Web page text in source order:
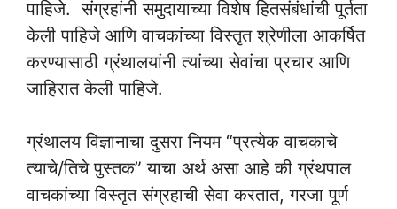
पाहिजे. संग्रहांनी समुदायाच्या विशेष हितसंबंधांची पूर्तता
केली पाहिजे आणि वाचकांच्या विस्तृत श्रेणीला आकर्षित
करण्यासाठी ग्रंथालयांनी त्यांच्या सेवांचा प्रचार आणि
जाहिरात केली पाहिजे.
ग्रंथालय विज्ञानाचा दुसरा नियम “प्रत्येक वाचकाचे
त्याचे/तिचे पुस्तक” याचा अर्थ असा आहे की ग्रंथपाल
वाचकांच्या विस्तृत संग्रहाची सेवा करतात, गरजा पूर्ण